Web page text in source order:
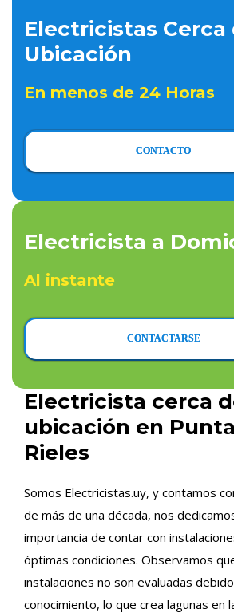
Electricistas Cerca
Ubicación
En menos de 24 Horas
CONTACTO
Electricista a
Al instante
CONTACTARSE
Electricista cerca
ubicación en
Rieles
Somos Electricistas.uy, y contamos
de más de una década, nos
importancia de contar con
óptimas condiciones. Observamos
instalaciones no son evaluadas
conocimiento, lo que crea lagunas en